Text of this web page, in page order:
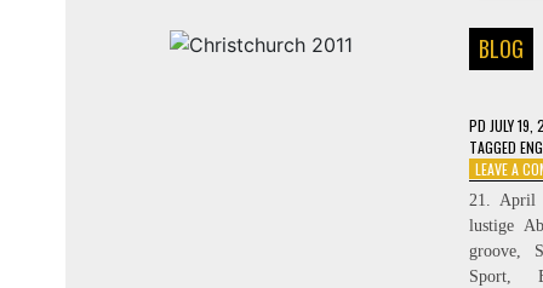
BLOG
PD JULY 19,
TAGGED
LEAVE A
21. April
lustige
groove,
Sport,